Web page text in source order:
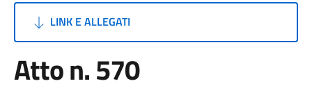
LINK E ALLEGATI
Atto n. 570